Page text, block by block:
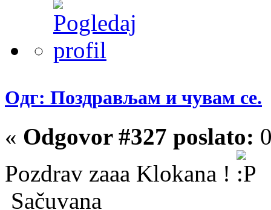
Одг: Поздрављам и чувам се.
« Odgovor #327 poslato:
Pozdrav zaaa Klokana !
Sačuvana